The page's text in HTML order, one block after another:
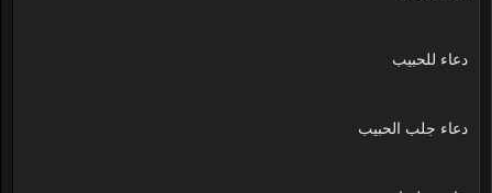
دعاء للحبيب
دعاء جلب الحبيب